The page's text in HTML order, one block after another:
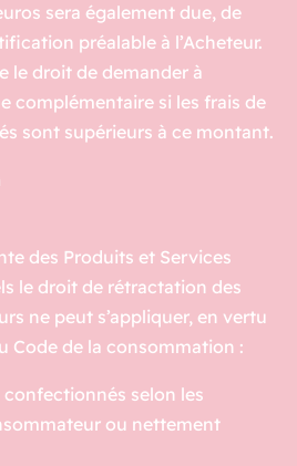
sera également due, de
préalable à l’Acheteur.
le droit de demander à
complémentaire si les frais de
sont supérieurs à ce montant.
des Produits et Services
le droit de rétractation des
ne peut s’appliquer, en vertu
Code de la consommation :
selon les
ou nettement